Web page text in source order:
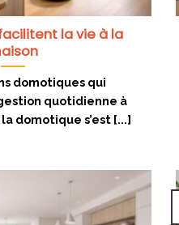
la vie à la
domotiques qui
quotidienne à
domotique s’est [...]